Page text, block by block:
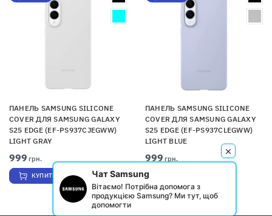
ПАНЕЛЬ SAMSUNG SILICONE
COVER ДЛЯ SAMSUNG GALAXY
S25 EDGE (EF-PS937CJEGWW)
LIGHT GRAY
999 грн.
КУПИТИ
ПАНЕЛЬ SAMSUNG SILICONE
COVER ДЛЯ SAMSUNG GALAXY
S25 EDGE (EF-PS937CLEGWW)
LIGHT BLUE
999 грн.
Чат Samsung
Вітаємо! Потрібна допомога з
продукцією Samsung? Ми тут, щоб
допомогти